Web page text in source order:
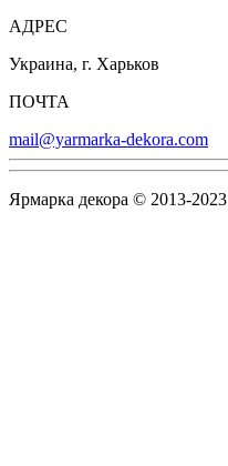
АДРЕС
Украина, г. Харьков
ПОЧТА
mail@yarmarka-dekora.com
Ярмарка декора © 2013-2023